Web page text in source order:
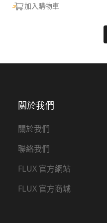
加入購物車
關於我們
關於我們
聯絡我們
FLUX 官方網站
FLUX 官方商城